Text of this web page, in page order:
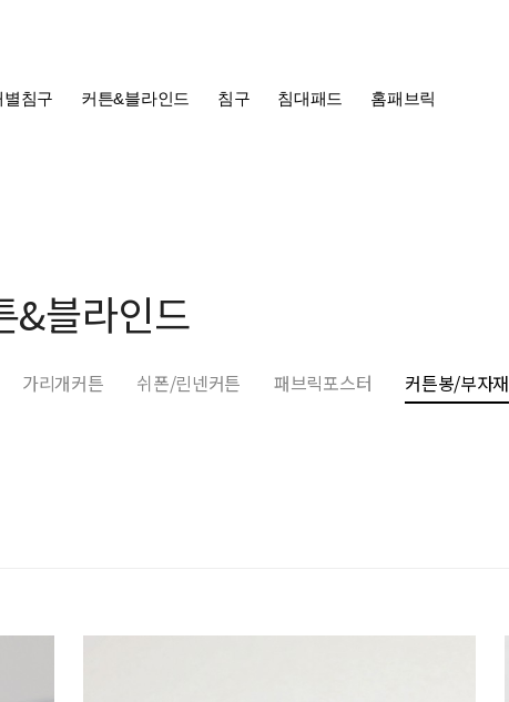
별침구 커튼&블라인드 침구 침대패드 홈패브릭
&블라인드
가리개커튼 쉬폰/린넨커튼 패브릭포스터 커튼봉/부자재